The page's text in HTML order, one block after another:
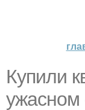
Купили
ужасном